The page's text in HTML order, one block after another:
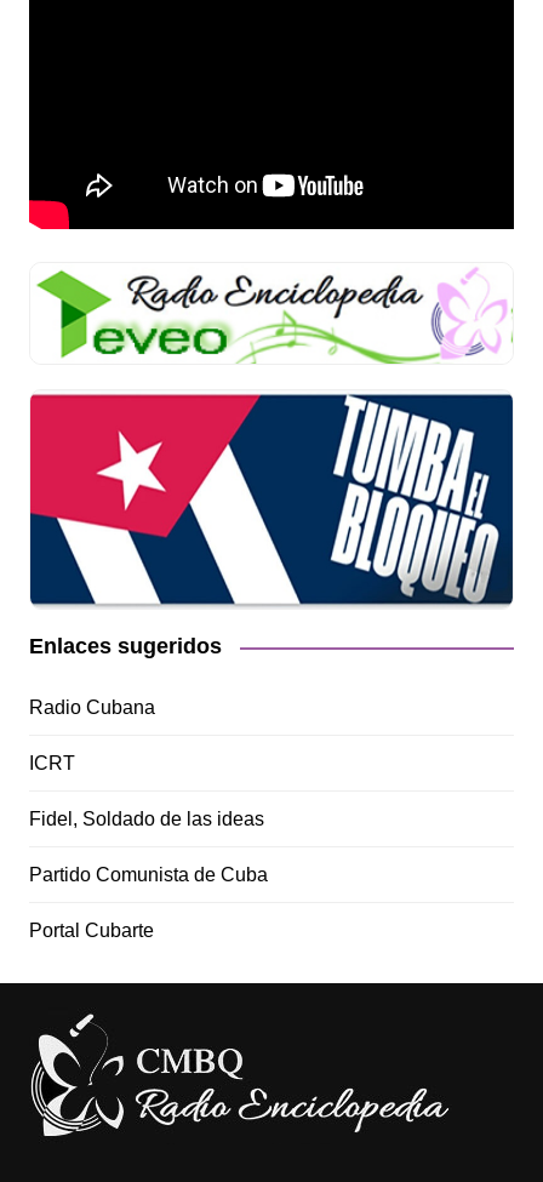
Enlaces sugeridos
Radio Cubana
ICRT
Fidel, Soldado de las ideas
Partido Comunista de Cuba
Portal Cubarte